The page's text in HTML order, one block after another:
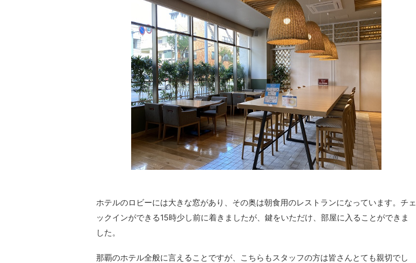
ホテルのロビーには大きな窓があり、その奥は朝食用のレストランになっています。チェ
ックインができる15時少し前に着きましたが、鍵をいただけ、部屋に入ることができま
した。
那覇のホテル全般に言えることですが、こちらもスタッフの方は皆さんとても親切でし